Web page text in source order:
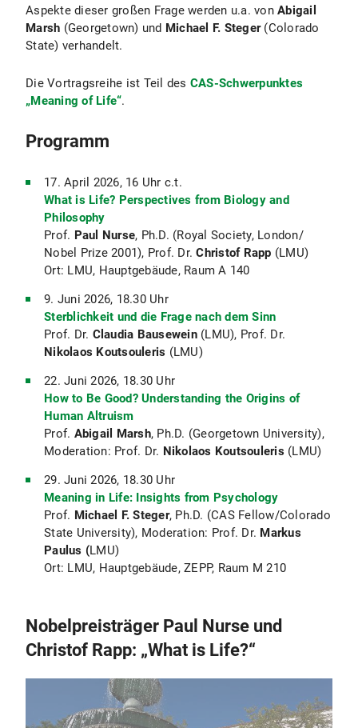
Aspekte dieser großen Frage werden u.a. von Abigail
Marsh (Georgetown) und Michael F. Steger(Colorado
State) verhandelt.
Die Vortragsreihe ist Teil des CAS-Schwerpunktes
„Meaning of Life“.
Programm
17. April 2026, 16 Uhr c.t.
What is Life? Perspectives from Biology and
Philosophy
Prof. Paul Nurse, Ph.D. (Royal Society, London/
Nobel Prize 2001), Prof. Dr.Christof Rapp (LMU)
Ort: LMU, Hauptgebäude, Raum A 140
9. Juni 2026, 18.30 Uhr
Sterblichkeit und die Frage nach dem Sinn
Prof. Dr. Claudia Bausewein (LMU), Prof. Dr.
Nikolaos Koutsouleris (LMU)
22. Juni 2026, 18.30 Uhr
How to Be Good? Understanding the Origins of
Human Altruism
Prof. Abigail Marsh, Ph.D. (Georgetown University),
Moderation: Prof. Dr. Nikolaos Koutsouleris(LMU)
29. Juni 2026, 18.30 Uhr
Meaning in Life: Insights from Psychology
Prof. Michael F. Steger, Ph.D. (CAS Fellow/Colorado
State University), Moderation: Prof. Dr. Markus
Paulus (LMU)
Ort: LMU, Hauptgebäude, ZEPP, Raum M 210
Nobelpreisträger Paul Nurse und
Christof Rapp: „What is Life?“